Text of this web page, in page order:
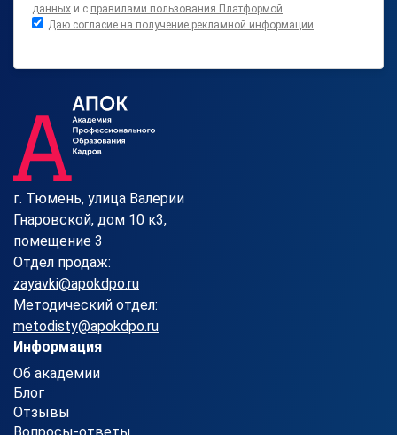
данных и с правилами пользования Платформой
Даю согласие на получение рекламной информации
г. Тюмень, улица Валерии
Гнаровской, дом 10 к3,
помещение 3
Отдел продаж:
zayavki@apokdpo.ru
Методический отдел:
metodisty@apokdpo.ru
Информация
Об академии
Блог
Отзывы